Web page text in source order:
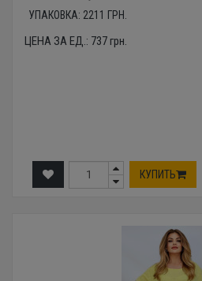
УПАКОВКА: 2211 ГРН.
ЦЕНА ЗА ЕД.: 737грн.
КУПИТЬ